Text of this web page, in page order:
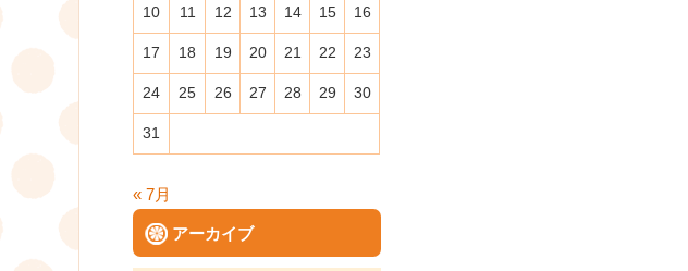
10 11 12 13 14 15 16
17 18 19 20 21 22 23
24 25 26 27 28 29 30
31
« 7月
アーカイブ